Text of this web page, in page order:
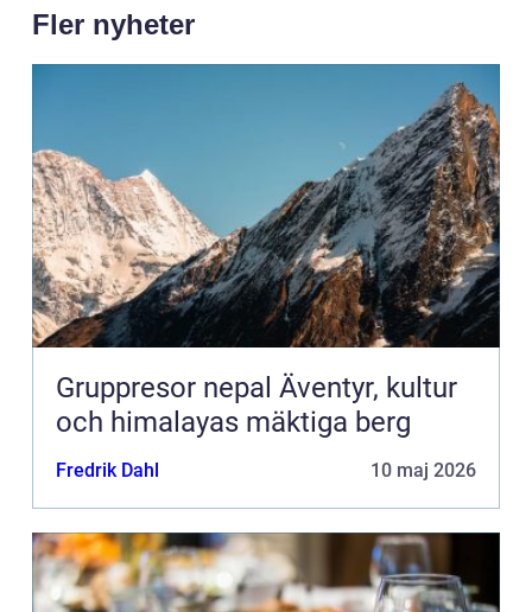
Fler nyheter
Gruppresor nepal Äventyr, kultur
och himalayas mäktiga berg
Fredrik Dahl 10 maj 2026